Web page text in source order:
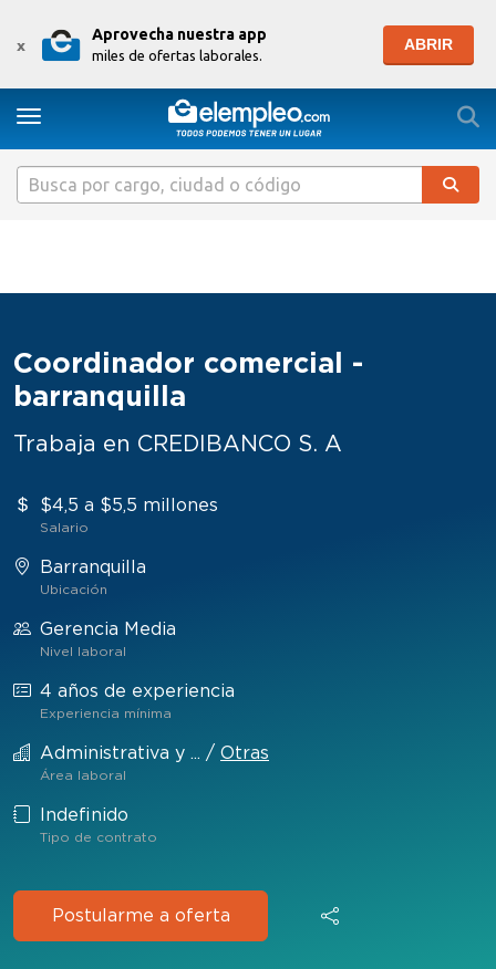
x
Aprovecha nuestra app
miles de ofertas laborales.
ABRIR
Toggle navigation
Coordinador comercial -
barranquilla
Trabaja en CREDIBANCO S. A
$4,5 a $5,5 millones
Salario
Barranquilla
Ubicación
Gerencia Media
Nivel laboral
4 años de experiencia
Experiencia mínima
Administrativa y ... / Otras
Área laboral
Indefinido
Tipo de contrato
Postularme a oferta